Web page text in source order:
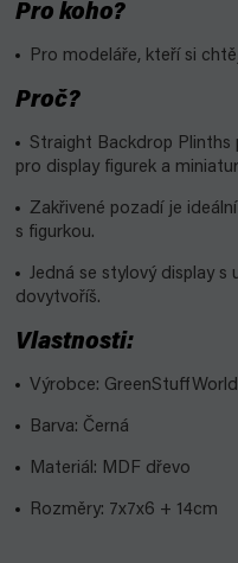
Pro koho?
Pro modeláře, kteří si
Proč?
Straight Backdrop Plinths
pro display figurek a
Zakřivené pozadí je
s figurkou.
Jedná se stylový display s
dovytvoříš.
Vlastnosti:
Výrobce: GreenStuffWorld
Barva: Černá
Materiál: MDF dřevo
Rozměry: 7x7x6 + 14cm